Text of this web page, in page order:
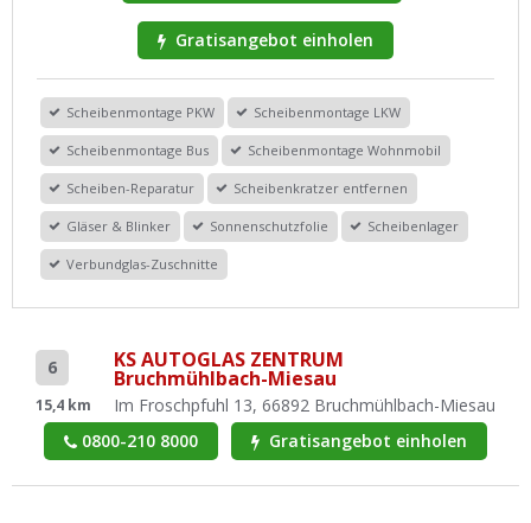
Gratisangebot einholen
Scheibenmontage PKW Scheibenmontage LKW
Scheibenmontage Bus Scheibenmontage Wohnmobil
Scheiben-Reparatur Scheibenkratzer entfernen
Gläser & Blinker Sonnenschutzfolie Scheibenlager
Verbundglas-Zuschnitte
6
15,4 km
KS AUTOGLAS ZENTRUM
Bruchmühlbach-Miesau
Im Froschpfuhl 13, 66892 Bruchmühlbach-Miesau
0800-210 8000
Gratisangebot einholen